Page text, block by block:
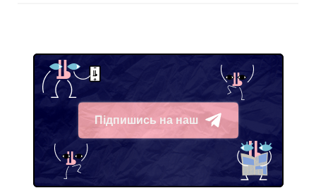
Підпишись на наш
Telegram